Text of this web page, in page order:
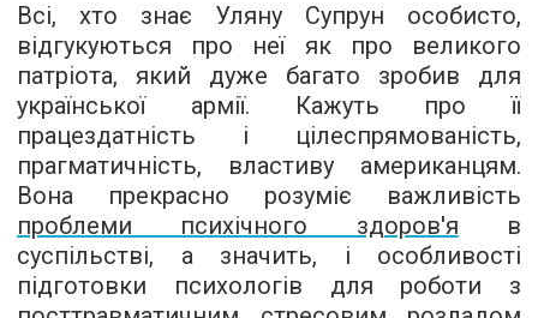
Всі, хто знає Уляну Супрун особисто,
відгукуються про неї як про великого
патріота, який дуже багато зробив для
української армії. Кажуть про її
працездатність і цілеспрямованість,
прагматичність, властиву американцям.
Вона прекрасно розуміє важливість
проблеми психічного здоров'я в
суспільстві, а значить, і особливості
підготовки психологів для роботи з